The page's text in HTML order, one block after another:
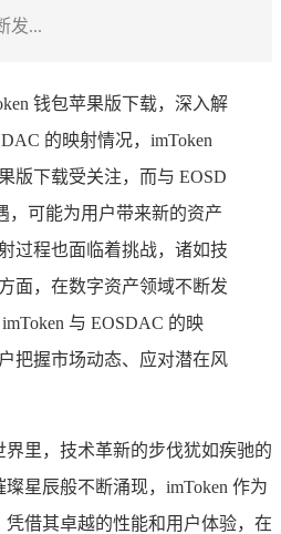
发...
钱包苹果版下载，深入解
的映射情况，imToken
版下载受关注，而与 EOSD
，可能为用户带来新的资产
过程也面临着挑战，诸如技
面，在数字资产领域不断发
与 EOSDAC 的映
把握市场动态、应对潜在风
里，技术革新的步伐犹如疾驰的
星辰般不断涌现，imToken 作为
凭借其卓越的性能和用户体验，在